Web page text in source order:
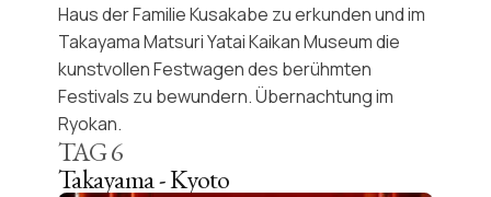
Haus der Familie Kusakabe zu erkunden und im
Takayama Matsuri Yatai Kaikan Museum die
kunstvollen Festwagen des berühmten
Festivals zu bewundern. Übernachtung im
Ryokan.
TAG6
Takayama - Kyoto